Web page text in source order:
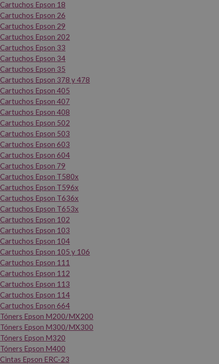
Cartuchos Epson 18
Cartuchos Epson 26
Cartuchos Epson 29
Cartuchos Epson 202
Cartuchos Epson 33
Cartuchos Epson 34
Cartuchos Epson 35
Cartuchos Epson 378 y 478
Cartuchos Epson 405
Cartuchos Epson 407
Cartuchos Epson 408
Cartuchos Epson 502
Cartuchos Epson 503
Cartuchos Epson 603
Cartuchos Epson 604
Cartuchos Epson 79
Cartuchos Epson T580x
Cartuchos Epson T596x
Cartuchos Epson T636x
Cartuchos Epson T653x
Cartuchos Epson 102
Cartuchos Epson 103
Cartuchos Epson 104
Cartuchos Epson 105 y 106
Cartuchos Epson 111
Cartuchos Epson 112
Cartuchos Epson 113
Cartuchos Epson 114
Cartuchos Epson 664
Tóners Epson M200/MX200
Tóners Epson M300/MX300
Tóners Epson M320
Tóners Epson M400
Cintas Epson ERC-23